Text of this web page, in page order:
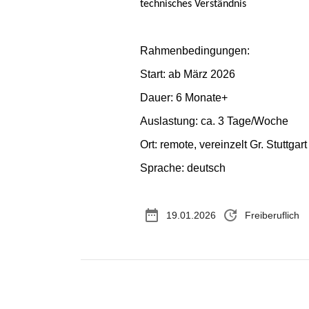
technisches Verständnis
Rahmenbedingungen:
Start: ab März 2026
Dauer: 6 Monate+
Auslastung: ca. 3 Tage/Woche
Ort: remote, vereinzelt Gr. Stuttgart
Sprache: deutsch
date_range 19.01.2026 update Freiberuflich